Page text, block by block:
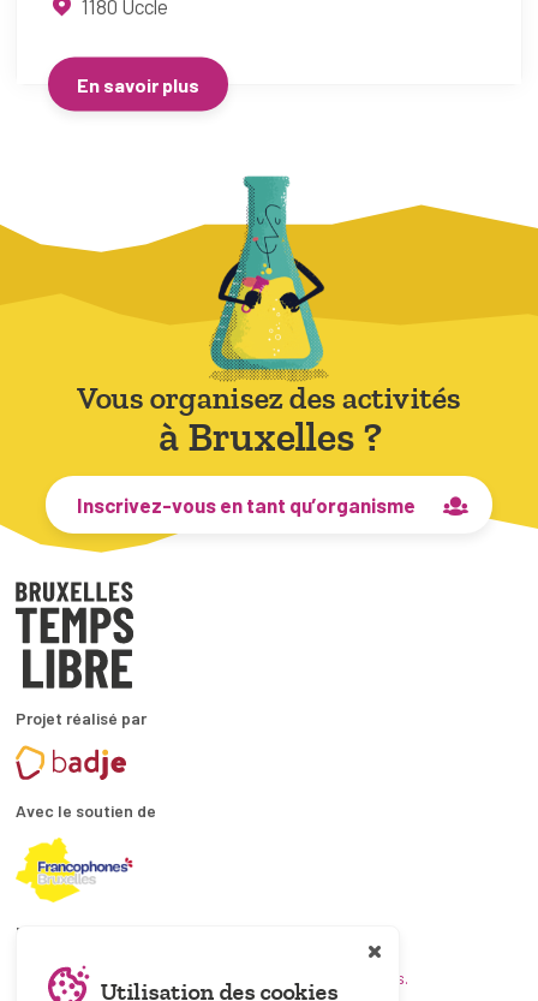
1180 Uccle
En savoir plus
Vous organisez des activités
à Bruxelles ?
Inscrivez-vous en tant qu’organisme
Projet réalisé par
Avec le soutien de
En collaboration avec
et les coordinations ATL bruxelloises.
Utilisation des cookies